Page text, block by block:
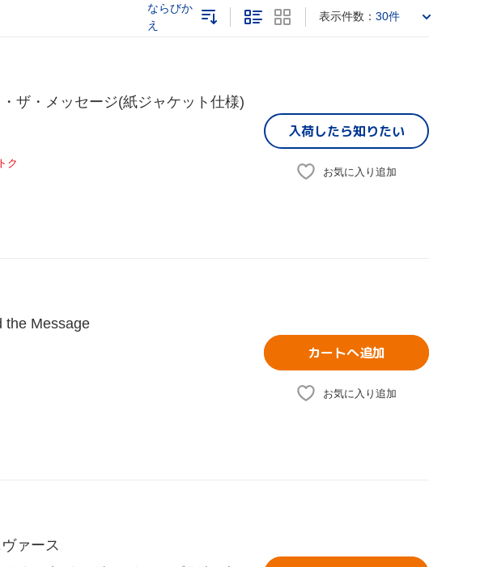
ならびか
え
表示件数： 30件
ザ・メッセージ(紙ジャケット仕様)
ク
入荷したら知りたい
お気に入り追加
the Message
カートへ追加
お気に入り追加
ァース